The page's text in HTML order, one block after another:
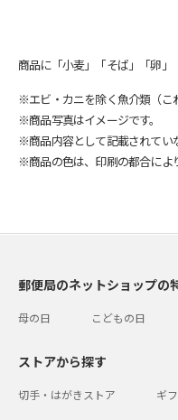
商品に「小麦」「そば」「卵」
※エビ・カニを除く魚介類（こ
※商品写真はイメージです。
※商品内容として記載されてい
※商品の色は、印刷の都合によ
郵便局のネットショップの
母の日 こどもの日
ストアから探す
切手・はがきストア ギ